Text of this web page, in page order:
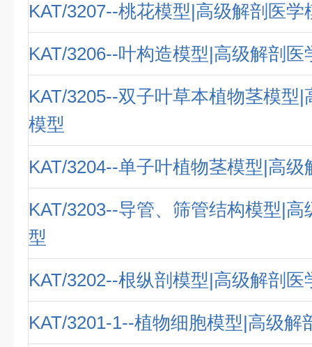
KAT/3207--桃花模型|高级解剖医学
KAT/3206--叶构造模型|高级解剖医
KAT/3205--双子叶草本植物茎模型|
模型
KAT/3204--单子叶植物茎模型|高级
KAT/3203--导管、筛管结构模型|高
型
KAT/3202--根纵剖模型|高级解剖医
KAT/3201-1--植物细胞模型|高级解